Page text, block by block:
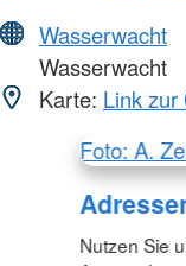
Wasserwacht
Wasserwacht
Karte: Link zur
Foto: A.
Nutzen Sie